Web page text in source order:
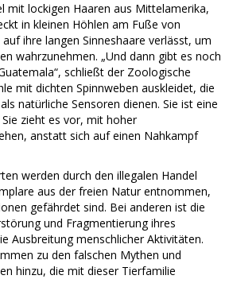
mit lockigen Haaren aus Mittelamerika,
in kleinen Höhlen am Fuße von
ihre langen Sinneshaare verlässt, um
wahrzunehmen. „Und dann gibt es noch
schließt der Zoologische
mit dichten Spinnweben auskleidet, die
natürliche Sensoren dienen. Sie ist eine
zieht es vor, mit hoher
anstatt sich auf einen Nahkampf
werden durch den illegalen Handel
aus der freien Natur entnommen,
gefährdet sind. Bei anderen ist die
und Fragmentierung ihres
Ausbreitung menschlicher Aktivitäten.
zu den falschen Mythen und
hinzu, die mit dieser Tierfamilie